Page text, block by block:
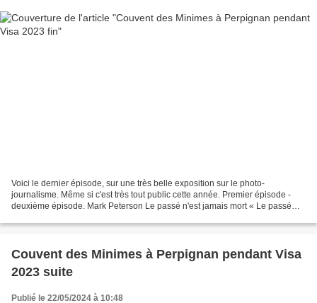
Voici le dernier épisode, sur une très belle exposition sur le photo-
journalisme. Même si c'est très tout public cette année. Premier épisode -
deuxième épisode. Mark Peterson Le passé n'est jamais mort « Le passé
Couvent des Minimes à Perpignan pendant Visa
2023 suite
Publié le 22/05/2024 à 10:48